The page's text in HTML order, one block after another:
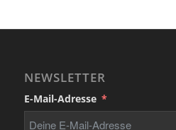
NEWSLETTER
E-Mail-Adresse